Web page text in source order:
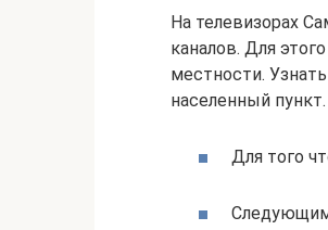
На телевизорах
каналов. Для
местности.
населенный пункт.
Для того